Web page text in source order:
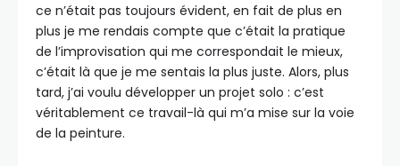
ce n’était pas toujours évident, en fait de plus en
plus je me rendais compte que c’était la pratique
de l’improvisation qui me correspondait le mieux,
c’était là que je me sentais la plus juste. Alors, plus
tard, j’ai voulu développer un projet solo : c’est
véritablement ce travail-là qui m’a mise sur la voie
de la peinture.